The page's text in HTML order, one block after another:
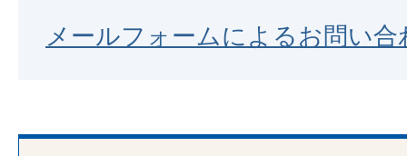
メールフォームによるお問い合